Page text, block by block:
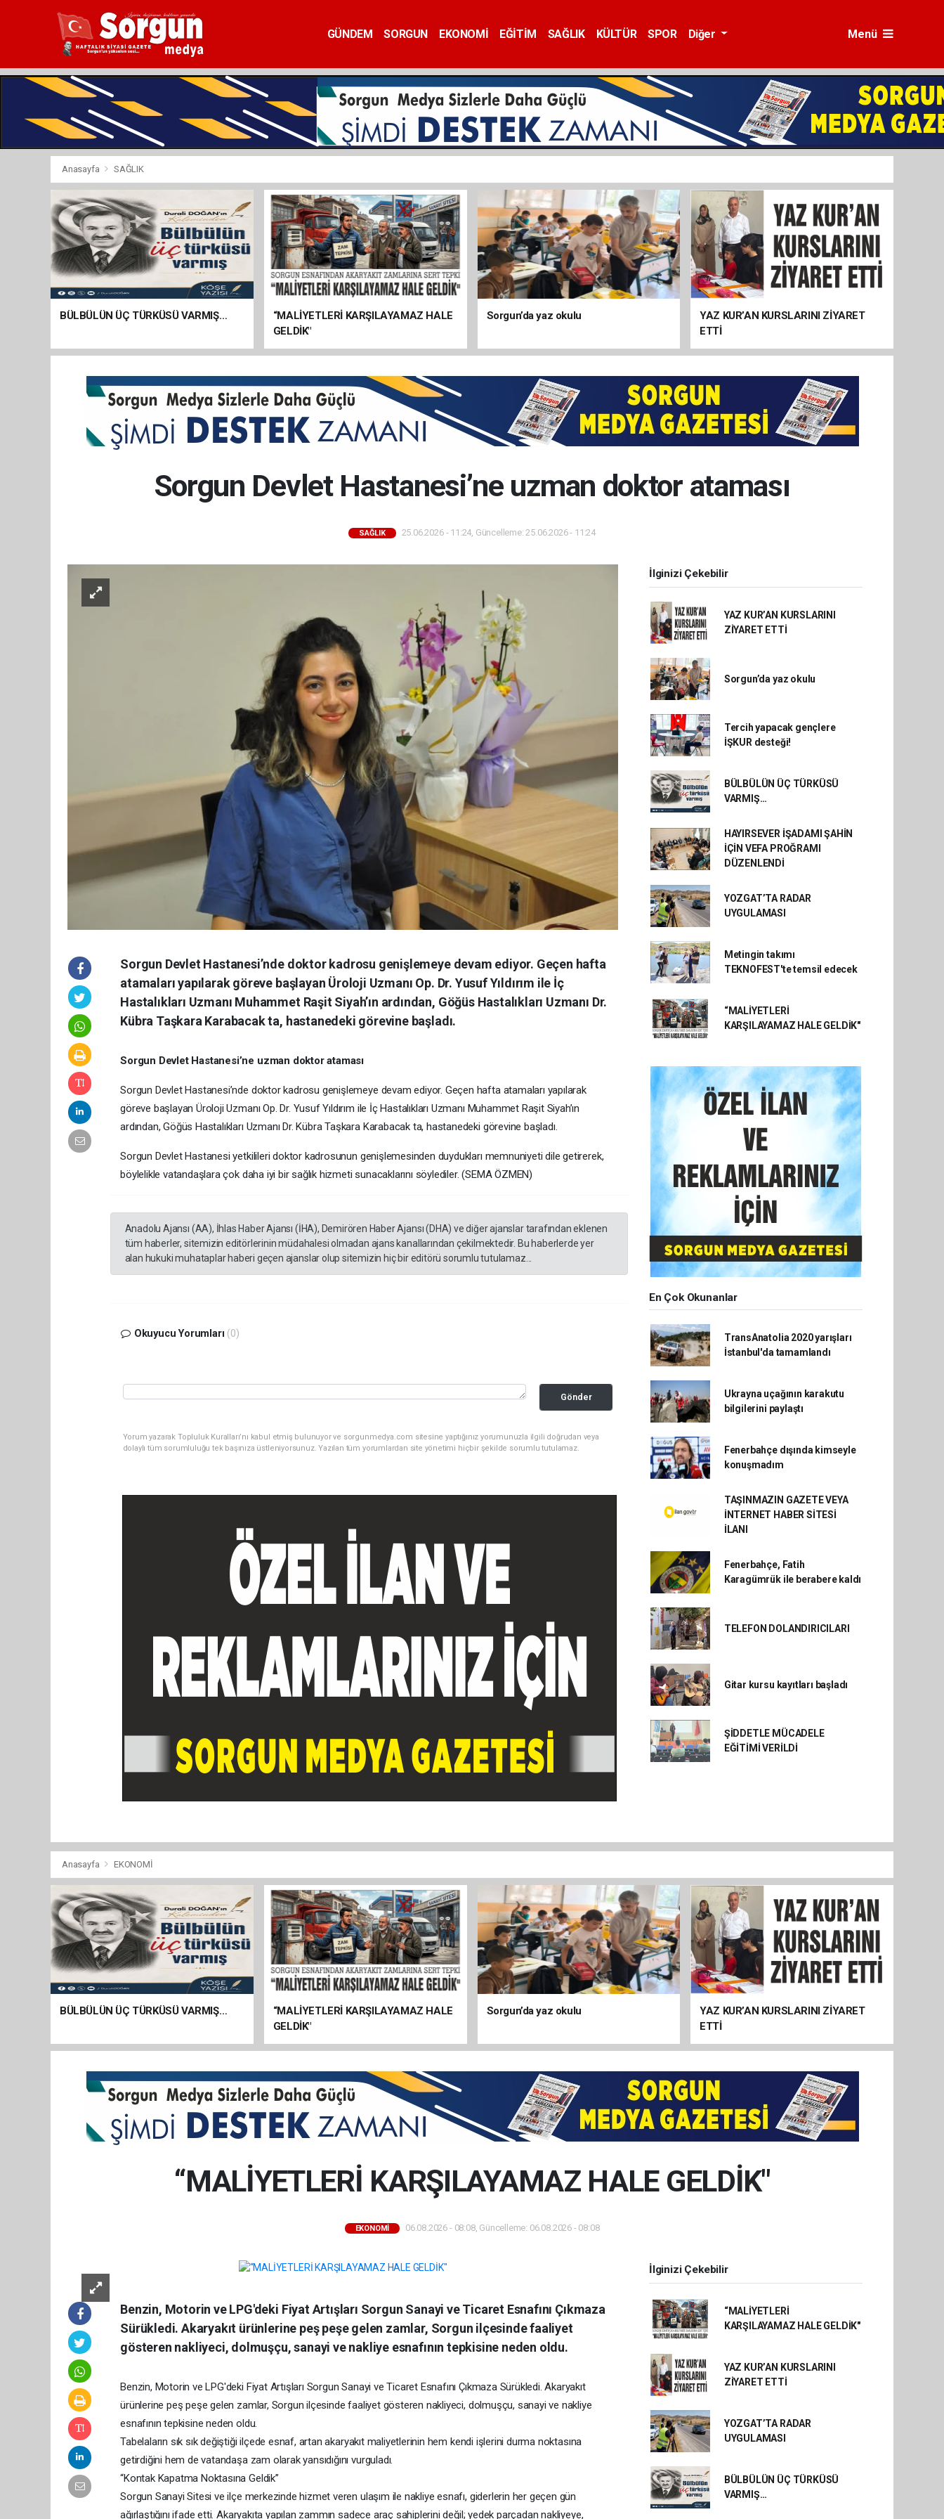
GÜNDEM SORGUN EKONOMİ EĞİTİM SAĞLIK KÜLTÜR SPOR Diğer Menü
Anasayfa SAĞLIK
BÜLBÜLÜN ÜÇ TÜRKÜSÜ VARMIŞ…
“MALİYETLERİ KARŞILAYAMAZ HALE
GELDİK"
Sorgun’da yaz okulu
YAZ KUR’AN KURSLARINI ZİYARET
ETTİ
Sorgun Devlet Hastanesi’ne uzman doktor ataması
SAĞLIK 25.06.2026 - 11:24, Güncelleme: 25.06.2026 - 11:24
Sorgun Devlet Hastanesi’nde doktor kadrosu genişlemeye devam ediyor. Geçen hafta
atamaları yapılarak göreve başlayan Üroloji Uzmanı Op. Dr. Yusuf Yıldırım ile İç
Hastalıkları Uzmanı Muhammet Raşit Siyah’ın ardından, Göğüs Hastalıkları Uzmanı Dr.
Kübra Taşkara Karabacak ta, hastanedeki görevine başladı.
Sorgun Devlet Hastanesi’ne uzman doktor ataması
Sorgun Devlet Hastanesi’nde doktor kadrosu genişlemeye devam ediyor. Geçen hafta atamaları yapılarak
göreve başlayan Üroloji Uzmanı Op. Dr. Yusuf Yıldırım ile İç Hastalıkları Uzmanı Muhammet Raşit Siyah’ın
ardından, Göğüs Hastalıkları Uzmanı Dr. Kübra Taşkara Karabacak ta, hastanedeki görevine başladı.
Sorgun Devlet Hastanesi yetkilileri doktor kadrosunun genişlemesinden duydukları memnuniyeti dile getirerek,
böylelikle vatandaşlara çok daha iyi bir sağlık hizmeti sunacaklarını söylediler. (SEMA ÖZMEN)
Anadolu Ajansı (AA), İhlas Haber Ajansı (İHA), Demirören Haber Ajansı (DHA) ve diğer ajanslar tarafından eklenen
tüm haberler, sitemizin editörlerinin müdahalesi olmadan ajans kanallarından çekilmektedir. Bu haberlerde yer
alan hukuki muhataplar haberi geçen ajanslar olup sitemizin hiç bir editörü sorumlu tutulamaz...
Okuyucu Yorumları (0)
Gönder
Yorum yazarak Topluluk Kuralları’nı kabul etmiş bulunuyor ve sorgunmedya.com sitesine yaptığınız yorumunuzla ilgili doğrudan veya
dolaylı tüm sorumluluğu tek başınıza üstleniyorsunuz. Yazılan tüm yorumlardan site yönetimi hiçbir şekilde sorumlu tutulamaz.
İlginizi Çekebilir
YAZ KUR’AN KURSLARINI
ZİYARET ETTİ
Sorgun’da yaz okulu
Tercih yapacak gençlere
İŞKUR desteği!
BÜLBÜLÜN ÜÇ TÜRKÜSÜ
VARMIŞ…
HAYIRSEVER İŞADAMI ŞAHİN
İÇİN VEFA PROĞRAMI
DÜZENLENDİ
YOZGAT’TA RADAR
UYGULAMASI
Metingin takımı
TEKNOFEST'te temsil edecek
“MALİYETLERİ
KARŞILAYAMAZ HALE GELDİK"
En Çok Okunanlar
TransAnatolia 2020 yarışları
İstanbul'da tamamlandı
Ukrayna uçağının karakutu
bilgilerini paylaştı
Fenerbahçe dışında kimseyle
konuşmadım
TAŞINMAZIN GAZETE VEYA
İNTERNET HABER SİTESİ
İLANI
Fenerbahçe, Fatih
Karagümrük ile berabere kaldı
TELEFON DOLANDIRICILARI
Gitar kursu kayıtları başladı
ŞİDDETLE MÜCADELE
EĞİTİMİ VERİLDİ
Anasayfa EKONOMİ
BÜLBÜLÜN ÜÇ TÜRKÜSÜ VARMIŞ…
“MALİYETLERİ KARŞILAYAMAZ HALE
GELDİK"
Sorgun’da yaz okulu
YAZ KUR’AN KURSLARINI ZİYARET
ETTİ
“MALİYETLERİ KARŞILAYAMAZ HALE GELDİK"
EKONOMİ 06.08.2026 - 08:08, Güncelleme: 06.08.2026 - 08:08
Benzin, Motorin ve LPG'deki Fiyat Artışları Sorgun Sanayi ve Ticaret Esnafını Çıkmaza
Sürükledi. Akaryakıt ürünlerine peş peşe gelen zamlar, Sorgun ilçesinde faaliyet
gösteren nakliyeci, dolmuşçu, sanayi ve nakliye esnafının tepkisine neden oldu.
Benzin, Motorin ve LPG'deki Fiyat Artışları Sorgun Sanayi ve Ticaret Esnafını Çıkmaza Sürükledi. Akaryakıt
ürünlerine peş peşe gelen zamlar, Sorgun ilçesinde faaliyet gösteren nakliyeci, dolmuşçu, sanayi ve nakliye
esnafının tepkisine neden oldu.
Tabelaların sık sık değiştiği ilçede esnaf, artan akaryakıt maliyetlerinin hem kendi işlerini durma noktasına
getirdiğini hem de vatandaşa zam olarak yansıdığını vurguladı.
“Kontak Kapatma Noktasına Geldik”
Sorgun Sanayi Sitesi ve ilçe merkezinde hizmet veren ulaşım ile nakliye esnafı, giderlerin her geçen gün
ağırlaştığını ifade etti. Akaryakıta yapılan zammın sadece araç sahiplerini değil; yedek parçadan nakliyeye,
İlginizi Çekebilir
“MALİYETLERİ
KARŞILAYAMAZ HALE GELDİK"
YAZ KUR’AN KURSLARINI
ZİYARET ETTİ
YOZGAT’TA RADAR
UYGULAMASI
BÜLBÜLÜN ÜÇ TÜRKÜSÜ
VARMIŞ…